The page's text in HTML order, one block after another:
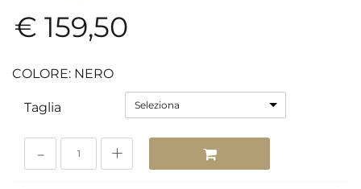
€ 159,50
COLORE: NERO
Taglia Seleziona